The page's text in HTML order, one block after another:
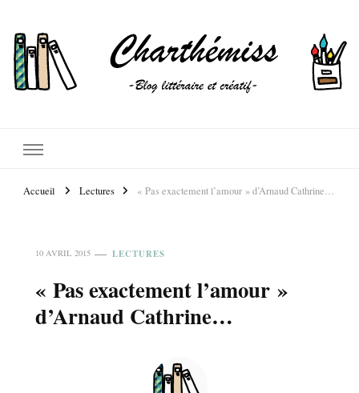
Accueil Lectures « Pas exactement l’amour » d’Arnaud Cathrine…
10 AVRIL 2015 LECTURES
« Pas exactement l’amour »
d’Arnaud Cathrine…